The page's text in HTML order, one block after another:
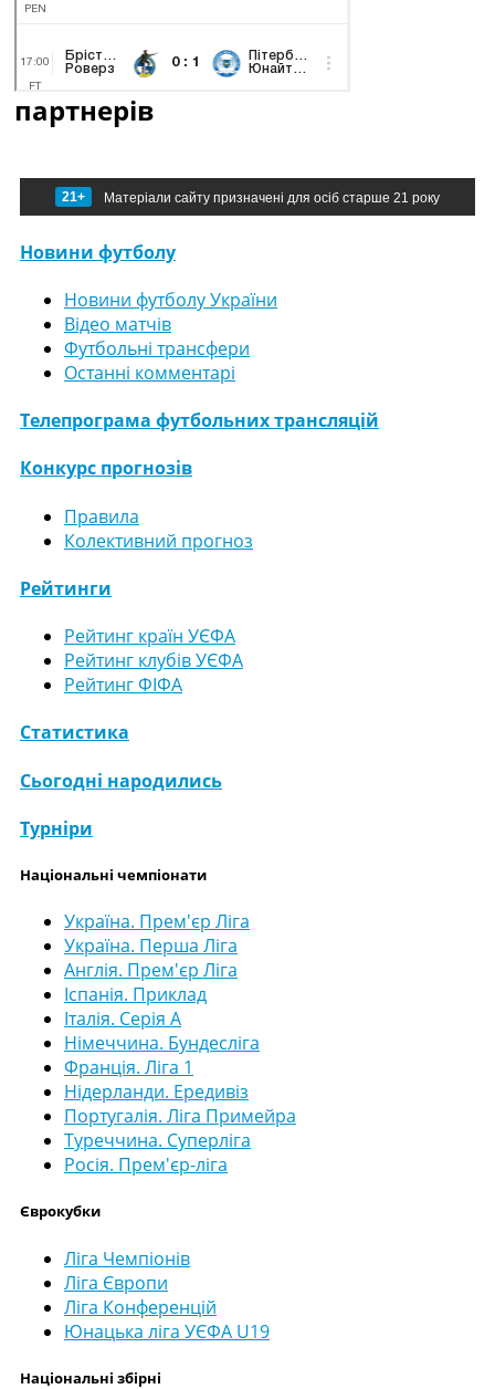
партнерів
21+ Матеріали сайту призначені для осіб старше 21 року
Новини футболу
Новини футболу України
Відео матчів
Футбольні трансфери
Останні комментарі
Телепрограма футбольних трансляцій
Конкурс прогнозів
Правила
Колективний прогноз
Рейтинги
Рейтинг країн УЄФА
Рейтинг клубів УЄФА
Рейтинг ФІФА
Статистика
Сьогодні народились
Турніри
Національні чемпіонати
Україна. Прем'єр Ліга
Україна. Перша Ліга
Англія. Прем'єр Ліга
Іспанія. Приклад
Італія. Серія А
Німеччина. Бундесліга
Франція. Ліга 1
Нідерланди. Ередивіз
Португалія. Ліга Примейра
Туреччина. Суперліга
Росія. Прем'єр-ліга
Єврокубки
Ліга Чемпіонів
Ліга Європи
Ліга Конференцій
Юнацька ліга УЄФА U19
Національні збірні